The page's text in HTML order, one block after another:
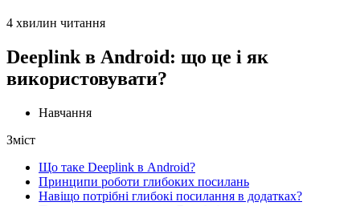
4 хвилин читання
Deeplink в Android: що це і як
використовувати?
Навчання
Зміст
Що таке Deeplink в Android?
Принципи роботи глибоких посилань
Навіщо потрібні глибокі посилання в додатках?